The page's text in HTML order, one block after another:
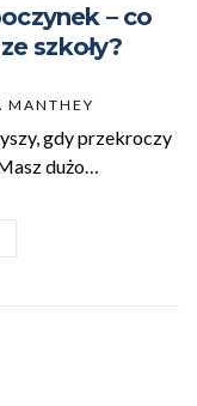
– co
szkoły?
MANTHEY
gdy przekroczy
dużo…